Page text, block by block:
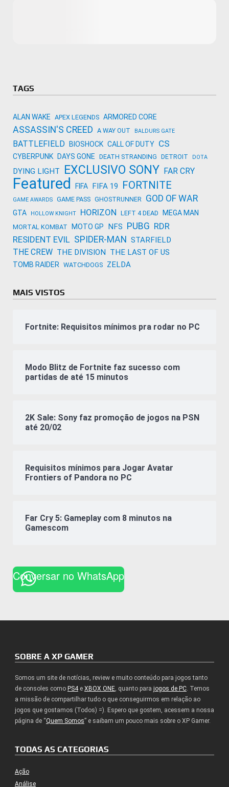
TAGS
ALAN WAKE APEX LEGENDS ARMORED CORE
ASSASSIN'S CREED A WAY OUT BALDURS GATE
BATTLEFIELD BIOSHOCK CALL OF DUTY CS
CYBERPUNK DAYS GONE DEATH STRANDING DETROIT DOTA
DYING LIGHT EXCLUSIVO SONY FAR CRY
Featured FIFA FIFA 19 FORTNITE
GAME AWARDS GAME PASS GHOSTRUNNER GOD OF WAR
GTA HOLLOW KNIGHT HORIZON LEFT 4 DEAD MEGA MAN
MORTAL KOMBAT MOTO GP NFS PUBG RDR
RESIDENT EVIL SPIDER-MAN STARFIELD
THE CREW THE DIVISION THE LAST OF US
TOMB RAIDER WATCHDOGS ZELDA
MAIS VISTOS
Fortnite: Requisitos mínimos pra rodar no PC
Modo Blitz de Fortnite faz sucesso com
partidas de até 15 minutos
2K Sale: Sony faz promoção de jogos na PSN
até 20/02
Requisitos mínimos para Jogar Avatar
Frontiers of Pandora no PC
Far Cry 5: Gameplay com 8 minutos na
Gamescom
Conversar no WhatsApp
SOBRE A XP GAMER
Somos um site de notícias, review e muito conteúdo para jogos tanto
de consoles como PS4e XBOX ONE, quanto para jogos de PC. Temos
a missão de compartilhar tudo o que conseguirmos em relação ao
jogos que gostamos (Todos) =). Espero que gostem, acessem a nossa
página de “Quem Somos” e saibam um pouco mais sobre o XP Gamer.
TODAS AS CATEGORIAS
Ação
Análise